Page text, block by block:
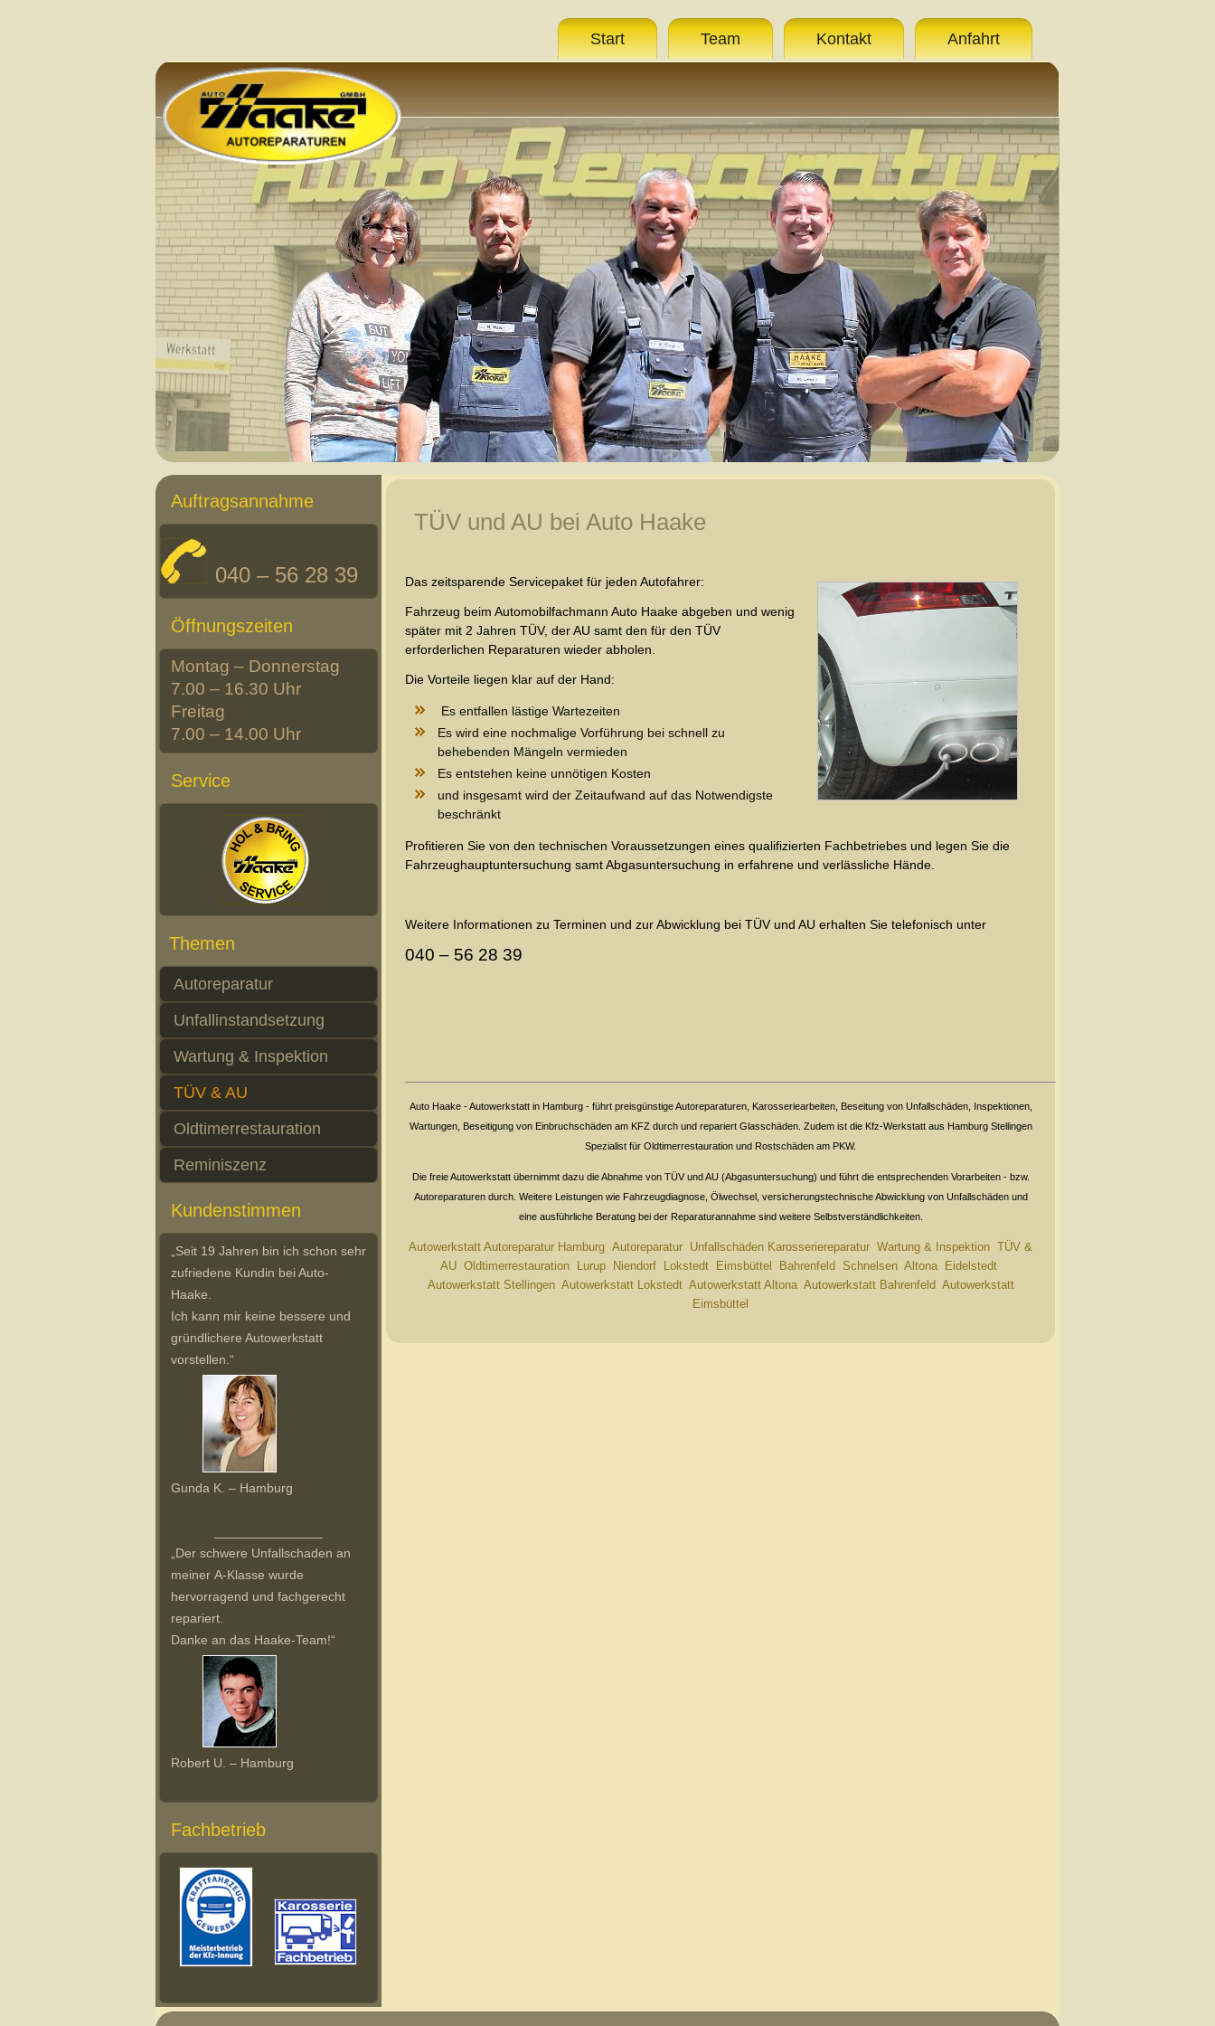
Start Team Kontakt Anfahrt
Auftragsannahme
040 – 56 28 39
Öffnungszeiten
Montag – Donnerstag
7.00 – 16.30 Uhr
Freitag
7.00 – 14.00 Uhr
Service
Themen
Autoreparatur
Unfallinstandsetzung
Wartung & Inspektion
TÜV & AU
Oldtimerrestauration
Reminiszenz
Kundenstimmen
„Seit 19 Jahren bin ich schon sehr
zufriedene Kundin bei Auto-
Haake.
Ich kann mir keine bessere und
gründlichere Autowerkstatt
vorstellen.“
Gunda K. – Hamburg
„Der schwere Unfallschaden an
meiner A-Klasse wurde
hervorragend und fachgerecht
repariert.
Danke an das Haake-Team!“
Robert U. – Hamburg
Fachbetrieb
TÜV und AU bei Auto Haake
Das zeitsparende Servicepaket für jeden Autofahrer:
Fahrzeug beim Automobilfachmann Auto Haake abgeben und wenig
später mit 2 Jahren TÜV, der AU samt den für den TÜV
erforderlichen Reparaturen wieder abholen.
Die Vorteile liegen klar auf der Hand:
Es entfallen lästige Wartezeiten
Es wird eine nochmalige Vorführung bei schnell zu
behebenden Mängeln vermieden
Es entstehen keine unnötigen Kosten
und insgesamt wird der Zeitaufwand auf das Notwendigste
beschränkt
Profitieren Sie von den technischen Voraussetzungen eines qualifizierten Fachbetriebes und legen Sie die
Fahrzeughauptuntersuchung samt Abgasuntersuchung in erfahrene und verlässliche Hände.
Weitere Informationen zu Terminen und zur Abwicklung bei TÜV und AU erhalten Sie telefonisch unter
040 – 56 28 39
Auto Haake - Autowerkstatt in Hamburg - führt preisgünstige Autoreparaturen, Karosseriearbeiten, Beseitung von Unfallschäden, Inspektionen,
Wartungen, Beseitigung von Einbruchschäden am KFZ durch und repariert Glasschäden. Zudem ist die Kfz-Werkstatt aus Hamburg Stellingen
Spezialist für Oldtimerrestauration und Rostschäden am PKW.
Die freie Autowerkstatt übernimmt dazu die Abnahme von TÜV und AU (Abgasuntersuchung) und führt die entsprechenden Vorarbeiten - bzw.
Autoreparaturen durch. Weitere Leistungen wie Fahrzeugdiagnose, Ölwechsel, versicherungstechnische Abwicklung von Unfallschäden und
eine ausführliche Beratung bei der Reparaturannahme sind weitere Selbstverständlichkeiten.
Autowerkstatt Autoreparatur Hamburg Autoreparatur Unfallschäden Karosseriereparatur Wartung & Inspektion TÜV &
AU Oldtimerrestauration Lurup Niendorf Lokstedt Eimsbüttel Bahrenfeld Schnelsen Altona
Eidelstedt
Autowerkstatt Stellingen Autowerkstatt Lokstedt Autowerkstatt Altona Autowerkstatt Bahrenfeld Autowerkstatt
Eimsbüttel